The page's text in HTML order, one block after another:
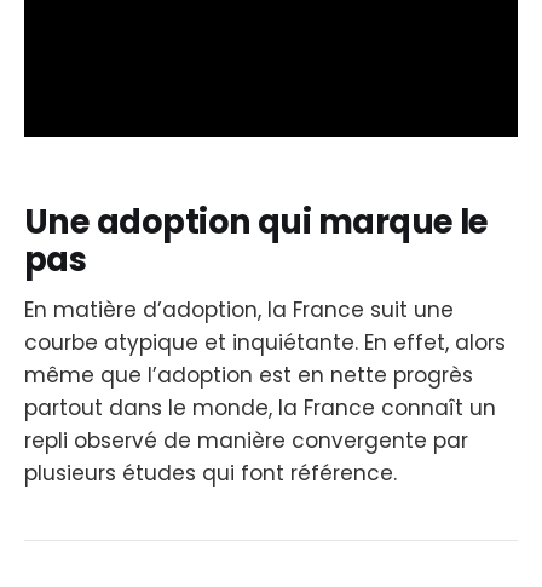
Une adoption qui marque le
pas
En matière d’adoption, la France suit une
courbe atypique et inquiétante. En effet, alors
même que l’adoption est en nette progrès
partout dans le monde, la France connaît un
repli observé de manière convergente par
plusieurs études qui font référence.